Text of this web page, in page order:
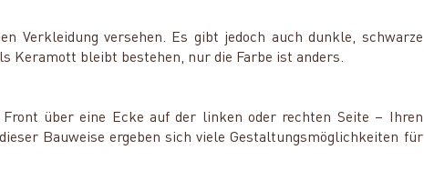
Verkleidung versehen. Es gibt jedoch auch dunkle, schwarze
Keramott bleibt bestehen, nur die Farbe ist anders.
über eine Ecke auf der linken oder rechten Seite – Ihren
Bauweise ergeben sich viele Gestaltungsmöglichkeiten für